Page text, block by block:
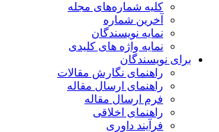
کلیه شماره‌های مجله
آخرین شماره
نمایه نویسندگان
نمایه واژه های کلیدی
برای نویسندگان
راهنمای نگارش مقالات
راهنمای ارسال مقاله
فرم ارسال مقاله
راهنمای اخلاقی
فرآیند داوری